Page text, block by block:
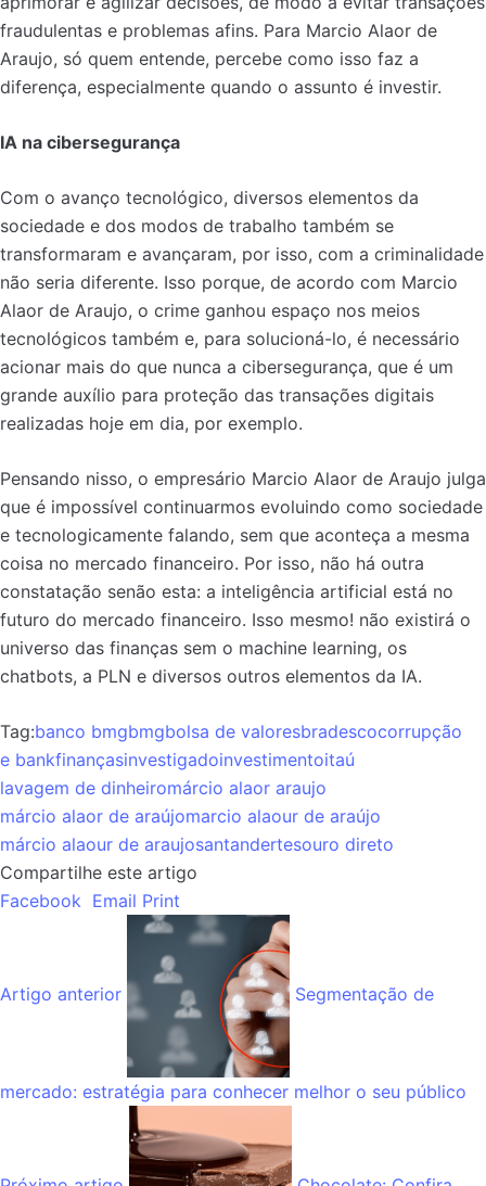
fraudulentas e problemas afins. Para Marcio Alaor de
Araujo, só quem entende, percebe como isso faz a
diferença, especialmente quando o assunto é investir.
IA na cibersegurança
Com o avanço tecnológico, diversos elementos da
sociedade e dos modos de trabalho também se
transformaram e avançaram, por isso, com a criminalidade
não seria diferente. Isso porque, de acordo com Marcio
Alaor de Araujo, o crime ganhou espaço nos meios
tecnológicos também e, para solucioná-lo, é necessário
acionar mais do que nunca a cibersegurança, que é um
grande auxílio para proteção das transações digitais
realizadas hoje em dia, por exemplo.
Pensando nisso, o empresário Marcio Alaor de Araujo julga
que é impossível continuarmos evoluindo como sociedade
e tecnologicamente falando, sem que aconteça a mesma
coisa no mercado financeiro. Por isso, não há outra
constatação senão esta: a inteligência artificial está no
futuro do mercado financeiro. Isso mesmo! não existirá o
universo das finanças sem o machine learning, os
chatbots, a PLN e diversos outros elementos da IA.
Tag:banco bmgbmgbolsa de valoresbradescocorrupção
e bankfinançasinvestigadoinvestimentoitaú
lavagem de dinheiromárcio alaor araujo
márcio alaor de araújomarcio alaour de araújo
márcio alaour de araujosantandertesouro direto
Compartilhe este artigo
Facebook Email Print
Artigo anterior Segmentação de
mercado: estratégia para conhecer melhor o seu público